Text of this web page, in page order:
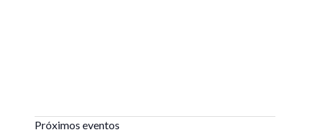
Próximos eventos